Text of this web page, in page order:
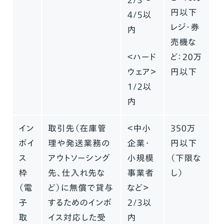
4/5以
内
＜ハード
ウェア＞
1/2以
内
円以下
レジ・券
売機な
ど：20万
円以下
イン
ボイ
ス
枠
（電
子
取
取引先（在庫管
理や発送業務の
アウトソーシング
先、仕入れ先な
ど）に無償で貸与
するためのインボ
イス対応した受
＜中小
企業・
小規模
事業者
など＞
2/3以
内
350万
円以下
（下限な
し）